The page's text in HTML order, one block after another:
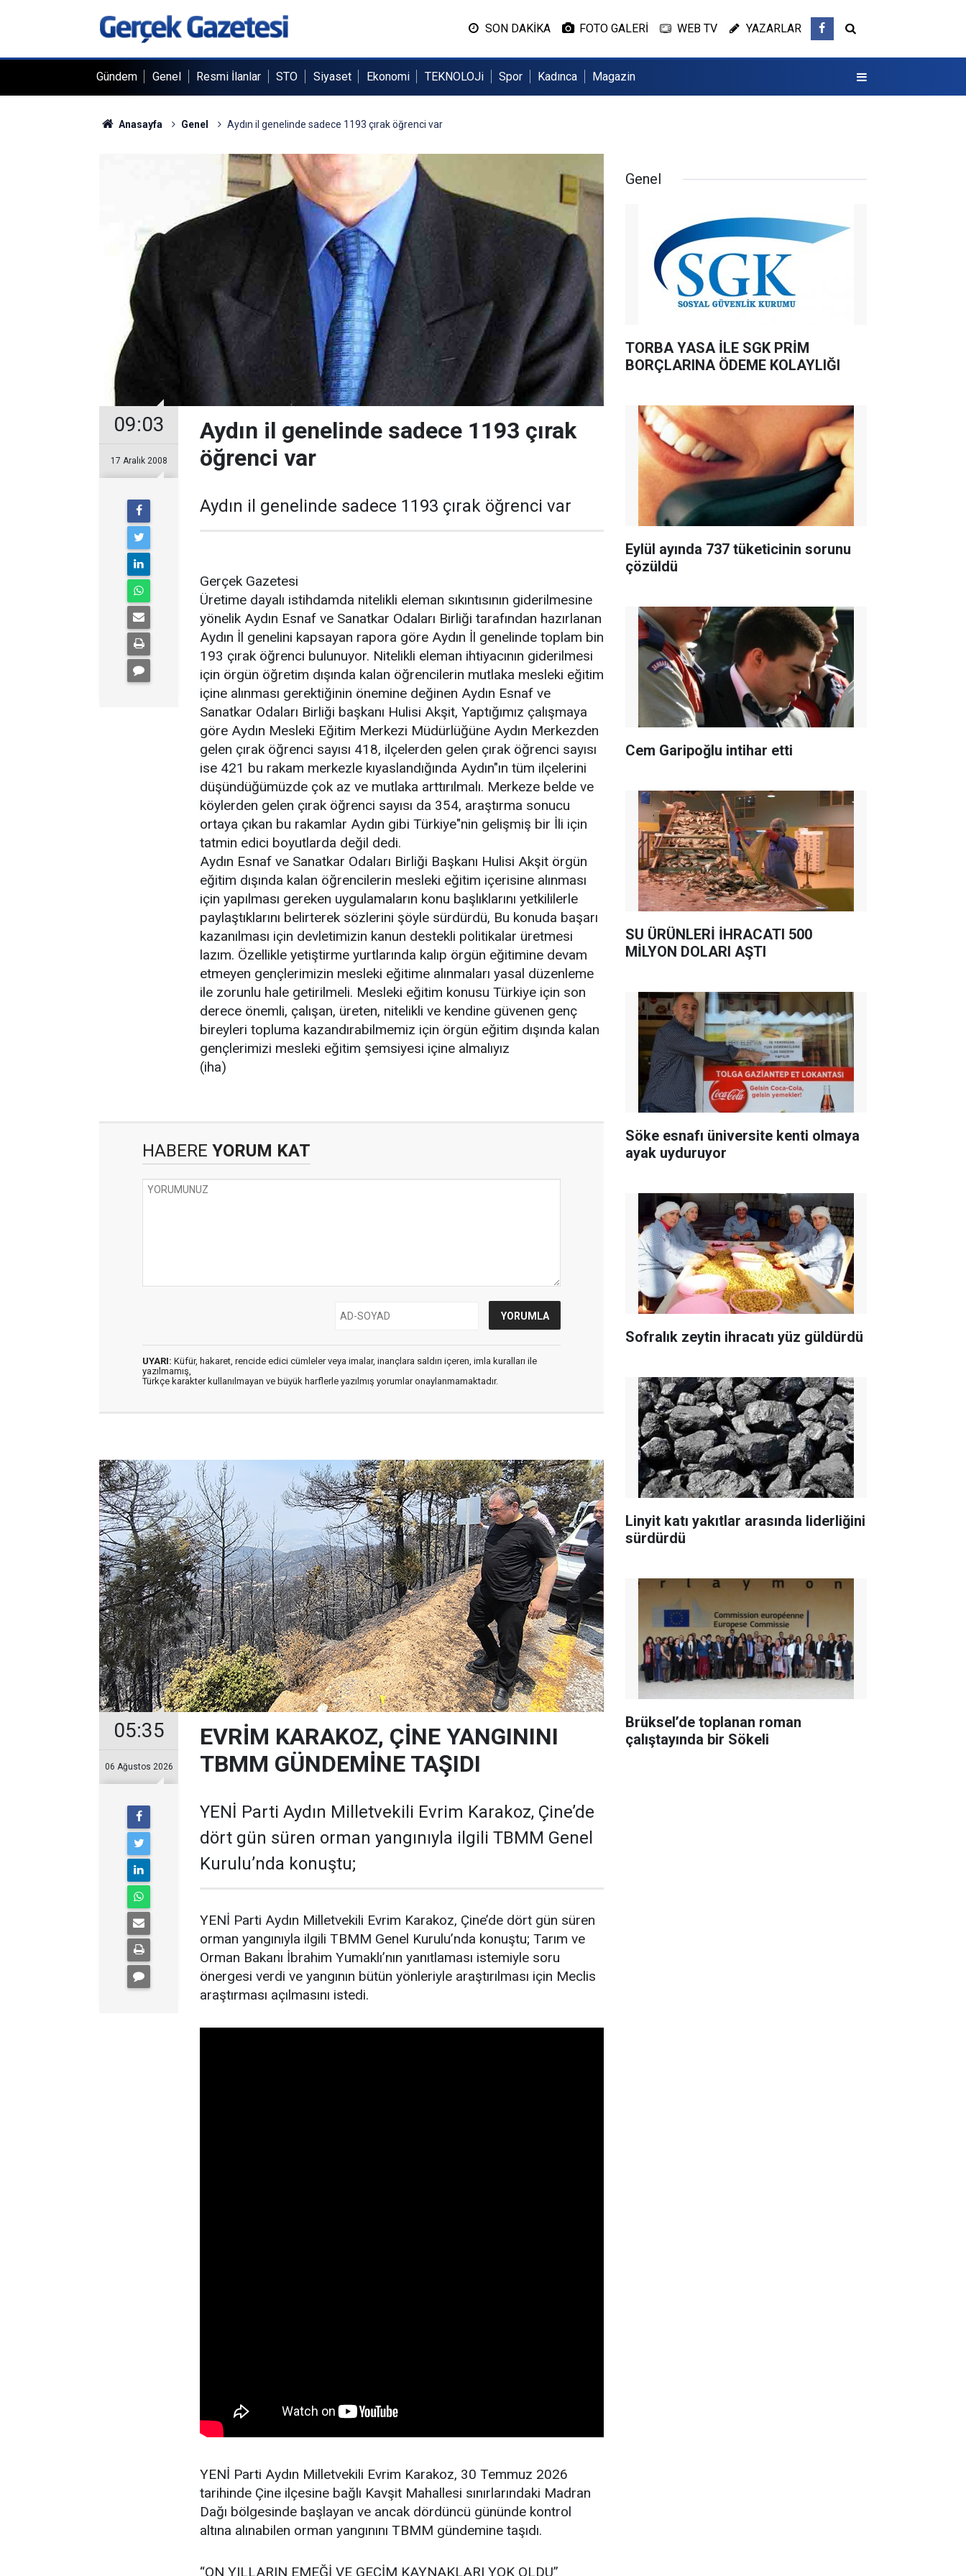
SON DAKİKA FOTO GALERİ WEB TV YAZARLAR
Gündem Genel Resmi İlanlar STO Siyaset Ekonomi TEKNOLOJi Spor Kadınca Magazin
Anasayfa Genel Aydın il genelinde sadece 1193 çırak öğrenci var
09:03
17 Aralık 2008
Aydın il genelinde sadece 1193 çırak
öğrenci var
Aydın il genelinde sadece 1193 çırak öğrenci var
Gerçek Gazetesi
Üretime dayalı istihdamda nitelikli eleman sıkıntısının giderilmesine
yönelik Aydın Esnaf ve Sanatkar Odaları Birliği tarafından hazırlanan
Aydın İl genelini kapsayan rapora göre Aydın İl genelinde toplam bin
193 çırak öğrenci bulunuyor. Nitelikli eleman ihtiyacının giderilmesi
için örgün öğretim dışında kalan öğrencilerin mutlaka mesleki eğitim
içine alınması gerektiğinin önemine değinen Aydın Esnaf ve
Sanatkar Odaları Birliği başkanı Hulisi Akşit, Yaptığımız çalışmaya
göre Aydın Mesleki Eğitim Merkezi Müdürlüğüne Aydın Merkezden
gelen çırak öğrenci sayısı 418, ilçelerden gelen çırak öğrenci sayısı
ise 421 bu rakam merkezle kıyaslandığında Aydın"ın tüm ilçelerini
düşündüğümüzde çok az ve mutlaka arttırılmalı. Merkeze belde ve
köylerden gelen çırak öğrenci sayısı da 354, araştırma sonucu
ortaya çıkan bu rakamlar Aydın gibi Türkiye"nin gelişmiş bir İli için
tatmin edici boyutlarda değil dedi.
Aydın Esnaf ve Sanatkar Odaları Birliği Başkanı Hulisi Akşit örgün
eğitim dışında kalan öğrencilerin mesleki eğitim içerisine alınması
için yapılması gereken uygulamaların konu başlıklarını yetkililerle
paylaştıklarını belirterek sözlerini şöyle sürdürdü, Bu konuda başarı
kazanılması için devletimizin kanun destekli politikalar üretmesi
lazım. Özellikle yetiştirme yurtlarında kalıp örgün eğitimine devam
etmeyen gençlerimizin mesleki eğitime alınmaları yasal düzenleme
ile zorunlu hale getirilmeli. Mesleki eğitim konusu Türkiye için son
derece önemli, çalışan, üreten, nitelikli ve kendine güvenen genç
bireyleri topluma kazandırabilmemiz için örgün eğitim dışında kalan
gençlerimizi mesleki eğitim şemsiyesi içine almalıyız
(iha)
HABERE YORUM KAT
UYARI: Küfür, hakaret, rencide edici cümleler veya imalar, inançlara saldırı içeren, imla kuralları ile
yazılmamış,
Türkçe karakter kullanılmayan ve büyük harflerle yazılmış yorumlar onaylanmamaktadır.
05:35
06 Ağustos 2026
EVRİM KARAKOZ, ÇİNE YANGININI
TBMM GÜNDEMİNE TAŞIDI
YENİ Parti Aydın Milletvekili Evrim Karakoz, Çine’de
dört gün süren orman yangınıyla ilgili TBMM Genel
Kurulu’nda konuştu;
YENİ Parti Aydın Milletvekili Evrim Karakoz, Çine’de dört gün süren
orman yangınıyla ilgili TBMM Genel Kurulu’nda konuştu; Tarım ve
Orman Bakanı İbrahim Yumaklı’nın yanıtlaması istemiyle soru
önergesi verdi ve yangının bütün yönleriyle araştırılması için Meclis
araştırması açılmasını istedi.
YENİ Parti Aydın Milletvekili Evrim Karakoz, 30 Temmuz 2026
tarihinde Çine ilçesine bağlı Kavşit Mahallesi sınırlarındaki Madran
Dağı bölgesinde başlayan ve ancak dördüncü gününde kontrol
altına alınabilen orman yangınını TBMM gündemine taşıdı.
“ON YILLARIN EMEĞİ VE GEÇİM KAYNAKLARI YOK OLDU”
Genel
TORBA YASA İLE SGK PRİM
BORÇLARINA ÖDEME KOLAYLIĞI
Eylül ayında 737 tüketicinin sorunu
çözüldü
Cem Garipoğlu intihar etti
SU ÜRÜNLERİ İHRACATI 500
MİLYON DOLARI AŞTI
Söke esnafı üniversite kenti olmaya
ayak uyduruyor
Sofralık zeytin ihracatı yüz güldürdü
Linyit katı yakıtlar arasında liderliğini
sürdürdü
Brüksel’de toplanan roman
çalıştayında bir Sökeli